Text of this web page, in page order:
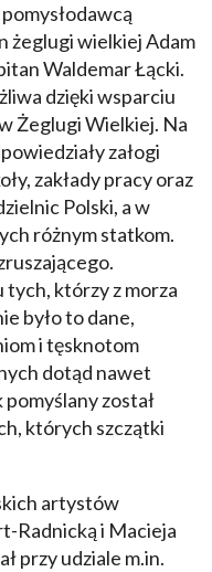
żeglugi wielkiej Adam
Waldemar Łącki.
dzięki wsparciu
Żeglugi Wielkiej. Na
załogi
zakłady pracy oraz
Polski, a w
różnym statkom.
tych, którzy z morza
było to dane,
i tęsknotom
dotąd nawet
został
których szczątki
artystów
Radnicką i Macieja
przy udziale m.in.